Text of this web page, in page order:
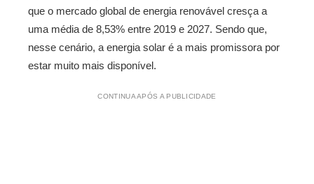
que o mercado global de energia renovável cresça a
uma média de 8,53% entre 2019 e 2027. Sendo que,
nesse cenário, a energia solar é a mais promissora por
estar muito mais disponível.
CONTINUA APÓS A PUBLICIDADE